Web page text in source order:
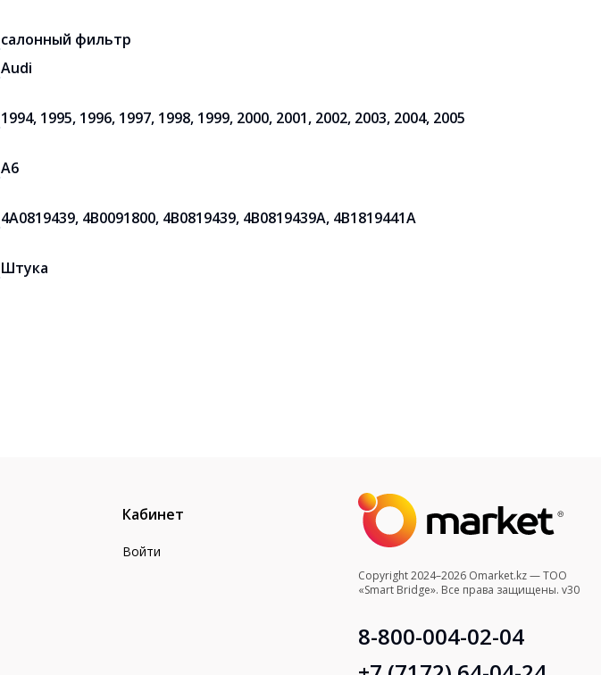
салонный фильтр
Audi
1994, 1995, 1996, 1997, 1998, 1999, 2000, 2001, 2002, 2003, 2004, 2005
A6
4A0819439, 4B0091800, 4B0819439, 4B0819439A, 4B1819441A
Штука
Кабинет
Войти
Copyright 2024–2026 Omarket.kz — ТОО
«Smart Bridge». Все права защищены. v30
8-800-004-02-04